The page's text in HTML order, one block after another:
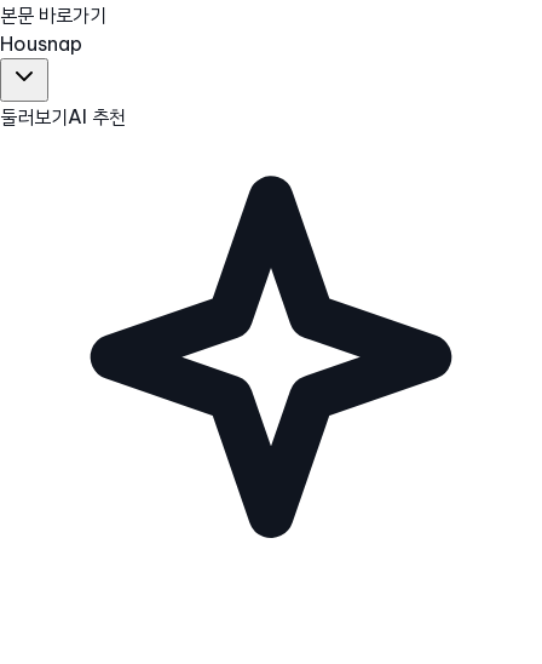
본문 바로가기
Housnap
둘러보기AI 추천